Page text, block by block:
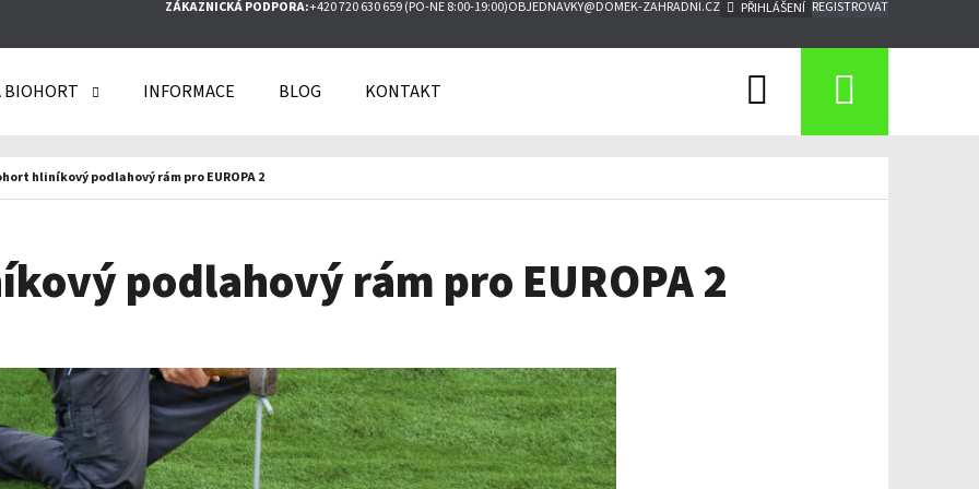
ZÁKAZNICKÁ PODPORA:+420 720 630 659 (PO-NE 8:00-19:00)OBJEDNAVKY@DOMEK-ZAHRADNI.CZ PŘIHLÁŠENÍ REGISTROVAT
BIOHORT INFORMACE BLOG KONTAKT Hledat
hliníkový podlahový rám pro EUROPA 2
podlahový rám pro EUROPA 2